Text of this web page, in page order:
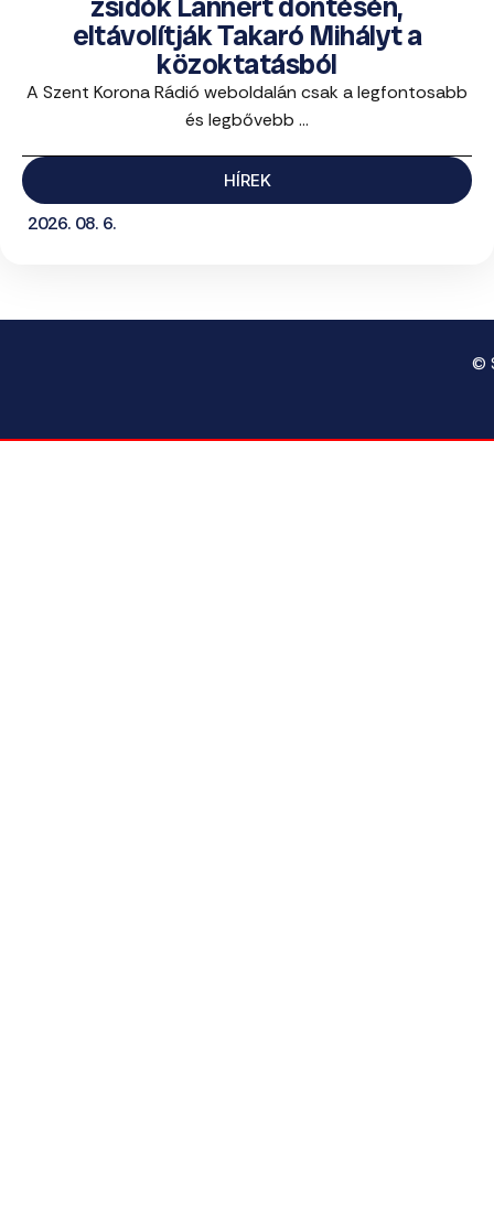
eltávolítják Takaró Mihályt a
közoktatásból
A Szent Korona Rádió weboldalán csak a legfontosabb
és legbővebb ...
HÍREK
2026. 08. 6.
©